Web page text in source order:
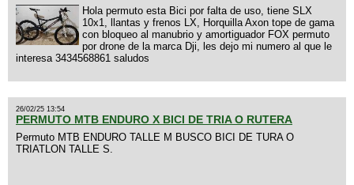
Hola permuto esta Bici por falta de uso, tiene SLX
10x1, llantas y frenos LX, Horquilla Axon tope de gama
con bloqueo al manubrio y amortiguador FOX permuto
por drone de la marca Dji, les dejo mi numero al que le
interesa 3434568861 saludos
26/02/25 13:54
PERMUTO MTB ENDURO X BICI DE TRIA O RUTERA
Permuto MTB ENDURO TALLE M BUSCO BICI DE TURA O
TRIATLON TALLE S.